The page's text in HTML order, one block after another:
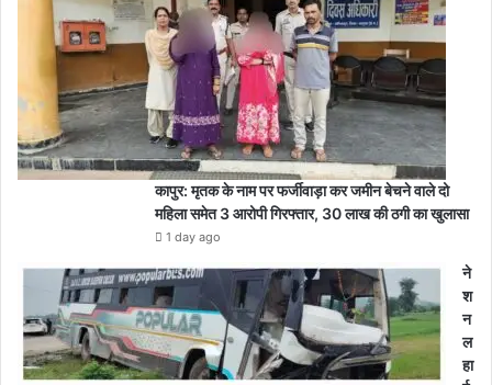
कापुर: मृतक के नाम पर फर्जीवाड़ा कर जमीन बेचने वाले दो
महिला समेत 3 आरोपी गिरफ्तार, 30 लाख की ठगी का खुलासा
1 day ago
ने
श
न
ल
हा